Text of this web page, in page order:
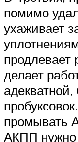
помимо
ухаживает
продлевает
делает
промывать
АКПП нужно